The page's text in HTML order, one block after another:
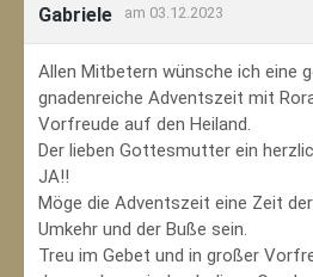
Gabriele am 03.12.2023
Allen Mitbetern wünsche ich eine
gnadenreiche Adventszeit mit
Vorfreude auf den Heiland.
Der lieben Gottesmutter ein
JA!!
Möge die Adventszeit eine Zeit
Umkehr und der Buße sein.
Treu im Gebet und in großer